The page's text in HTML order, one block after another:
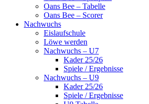
Oans Bee – Tabelle
Oans Bee – Scorer
Nachwuchs
Eislaufschule
Löwe werden
Nachwuchs – U7
Kader 25/26
Spiele / Ergebnisse
Nachwuchs – U9
Kader 25/26
Spiele / Ergebnisse